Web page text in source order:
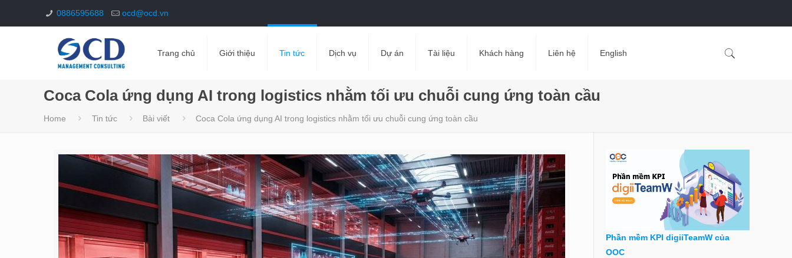
0886595688 ocd@ocd.vn
Trang chủ Giới thiệu Tin tức Dịch vụ Dự án Tài liệu Khách hàng Liên hệ English
Coca Cola ứng dụng AI trong logistics nhằm tối ưu chuỗi cung ứng toàn cầu
Home Tin tức Bài viết Coca Cola ứng dụng AI trong logistics nhằm tối ưu chuỗi cung ứng toàn cầu
Phần mềm KPI digiiTeamW của
OOC